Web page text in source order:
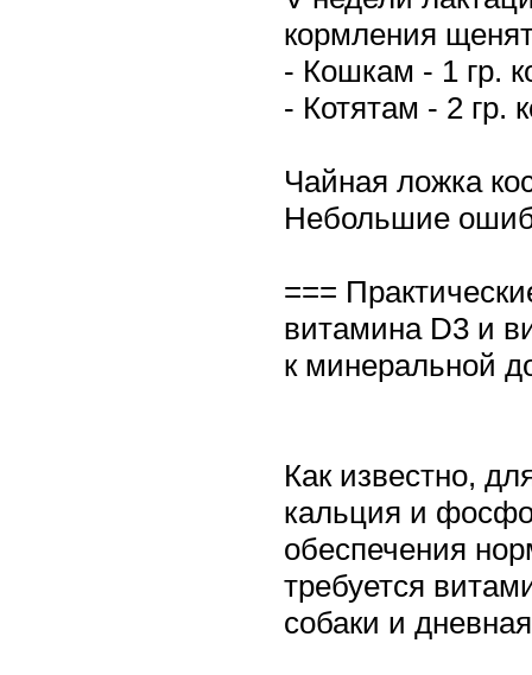
кормления
- Кошкам - 1 гр.
- Котятам - 2 гр.
Чайная ложка
Небольшие
===
витамина D3 и
к минеральной
Как известно,
кальция и
обеспечения
требуется
собаки и